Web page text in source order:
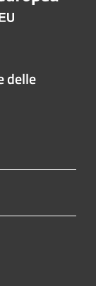
delle